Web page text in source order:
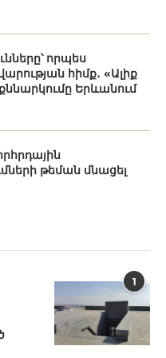
որպես
հիմք․ «Ալիք
Երևանում
թեման մնացել
1